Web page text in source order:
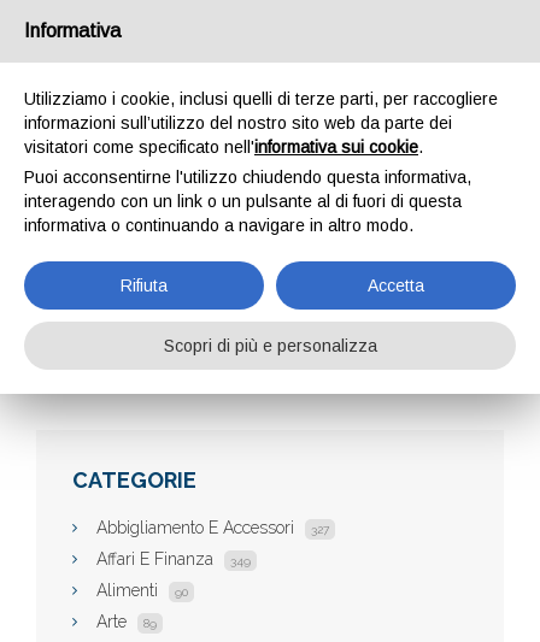
ARANCEADOMICILIO
Aziende aranceadomicilio
CATEGORIE
Abbigliamento E Accessori 327
Affari E Finanza 349
Alimenti 90
Arte 89
Informativa
Utilizziamo i cookie, inclusi quelli di terze parti, per raccogliere
informazioni sull’utilizzo del nostro sito web da parte dei
visitatori come specificato nell'informativa sui cookie.
Puoi acconsentirne l'utilizzo chiudendo questa informativa,
interagendo con un link o un pulsante al di fuori di questa
informativa o continuando a navigare in altro modo.
Rifiuta Accetta
Scopri di più e personalizza